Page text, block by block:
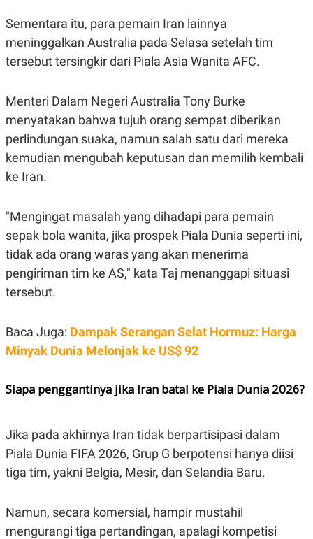
Sementara itu, para pemain Iran lainnya
meninggalkan Australia pada Selasa setelah tim
tersebut tersingkir dari Piala Asia Wanita AFC.
Menteri Dalam Negeri Australia Tony Burke
menyatakan bahwa tujuh orang sempat diberikan
perlindungan suaka, namun salah satu dari mereka
kemudian mengubah keputusan dan memilih kembali
ke Iran.
"Mengingat masalah yang dihadapi para pemain
sepak bola wanita, jika prospek Piala Dunia seperti ini,
tidak ada orang waras yang akan menerima
pengiriman tim ke AS," kata Taj menanggapi situasi
tersebut.
Baca Juga: Dampak Serangan Selat Hormuz: Harga
Minyak Dunia Melonjak ke US$ 92
Siapa penggantinya jika Iran batal ke Piala Dunia 2026?
Jika pada akhirnya Iran tidak berpartisipasi dalam
Piala Dunia FIFA 2026, Grup G berpotensi hanya diisi
tiga tim, yakni Belgia, Mesir, dan Selandia Baru.
Namun, secara komersial, hampir mustahil
mengurangi tiga pertandingan, apalagi kompetisi